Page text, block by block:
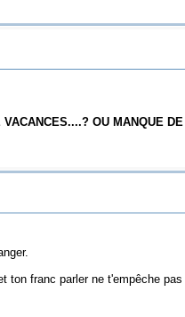
OU MANQUE
franc parler ne t'empêche